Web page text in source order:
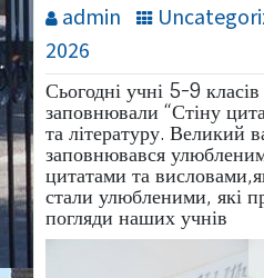
admin
2026
Сьогодні учні 5-9
заповнювали “Стіну
та літературу. Великий
заповнювався
цитатами та
стали улюбленими, які
погляди наших учнів